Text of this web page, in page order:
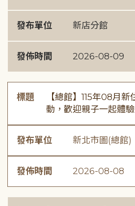
發布單位 新店分館
發佈時間 2026-08-09
標題
【總館】115年08月
動，歡迎親子一起體
發布單位 新北市圖(總館)
發佈時間 2026-08-08